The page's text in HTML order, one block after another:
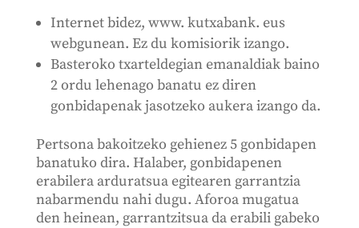
Internet bidez, www. kutxabank. eus
webgunean. Ez du komisiorik izango.
Basteroko txarteldegian emanaldiak baino
2 ordu lehenago banatu ez diren
gonbidapenak jasotzeko aukera izango da.
Pertsona bakoitzeko gehienez 5 gonbidapen
banatuko dira. Halaber, gonbidapenen
erabilera arduratsua egitearen garrantzia
nabarmendu nahi dugu. Aforoa mugatua
den heinean, garrantzitsua da erabili gabeko